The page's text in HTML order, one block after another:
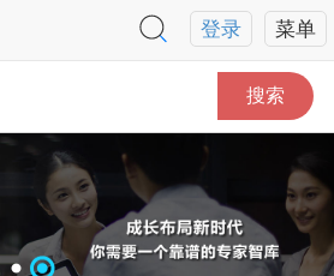
菜单
登录
搜索